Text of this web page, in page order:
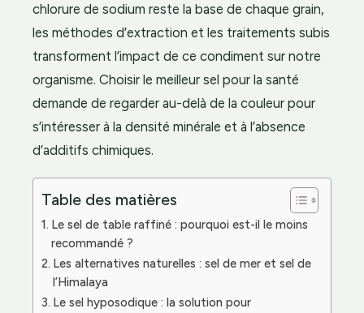
chlorure de sodium reste la base de chaque grain,
les méthodes d’extraction et les traitements subis
transforment l’impact de ce condiment sur notre
organisme. Choisir le meilleur sel pour la santé
demande de regarder au-delà de la couleur pour
s’intéresser à la densité minérale et à l’absence
d’additifs chimiques.
Table des matières
Le sel de table raffiné : pourquoi est-il le moins
recommandé ?
Les alternatives naturelles : sel de mer et sel de
l’Himalaya
Le sel hyposodique : la solution pour